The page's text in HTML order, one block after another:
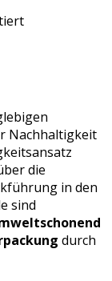
Nachhaltigkeit
die
in den
sind
durch